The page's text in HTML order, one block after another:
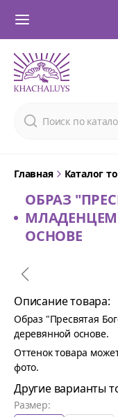
Главная Каталог
ОБРАЗ
ОСНОВЕ
Описание товара:
Образ "Пресвятая
деревянной основе.
Оттенок товара
фото.
Другие варианты
Размер: